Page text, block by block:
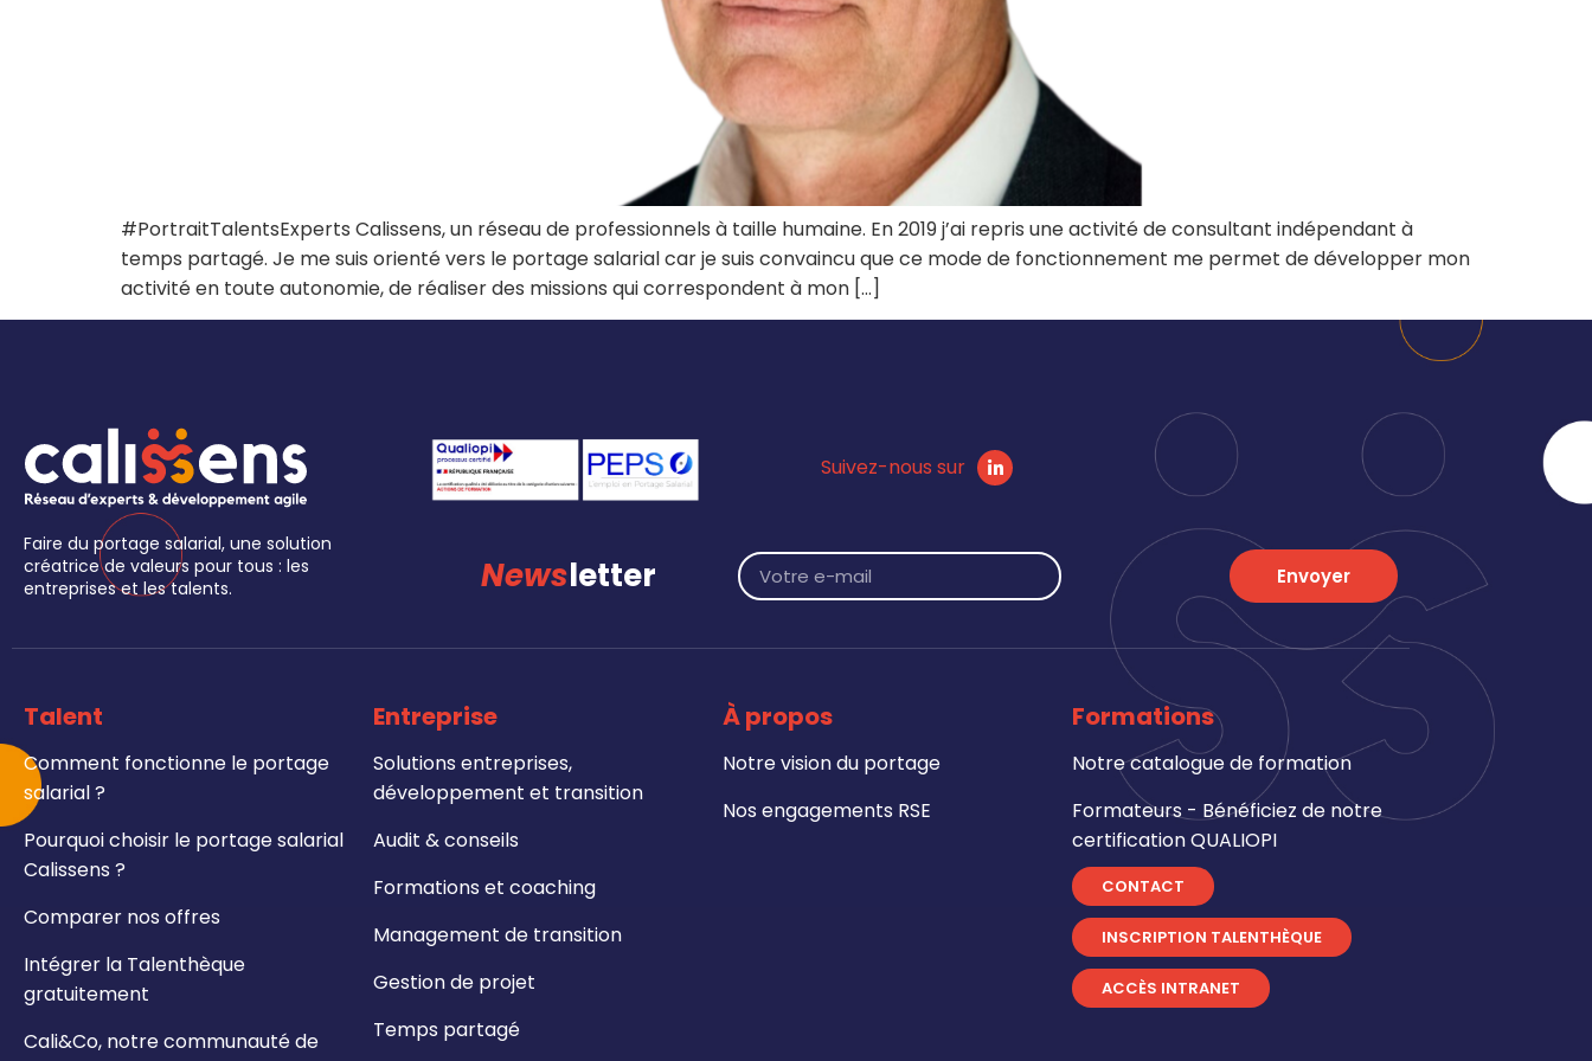
réseau
dynamique
équipes
Renforcer mes
#PortraitTalentsExperts Calissens, un réseau de professionnels à taille humaine. En 2019 j’ai repris une activité de consultant indépendant à
temps partagé. Je me suis orienté vers le portage salarial car je suis convaincu que ce mode de fonctionnement me permet de développer mon
activité en toute autonomie, de réaliser des missions qui correspondent à mon […]
Suivez-nous sur
Faire du portage salarial, une solution
créatrice de valeurs pour tous : les
entreprises et les talents.
Newsletter Envoyer
Talent
Comment fonctionne le portage
salarial ?
Pourquoi choisir le portage salarial
Calissens ?
Comparer nos offres
Intégrer la Talenthèque
gratuitement
Cali&Co, notre communauté de
Entreprise
Solutions entreprises,
développement et transition
Audit & conseils
Formations et coaching
Management de transition
Gestion de projet
Temps partagé
À propos
Notre vision du portage
Nos engagements RSE
Formations
Notre catalogue de formation
Formateurs - Bénéficiez de notre
certification QUALIOPI
CONTACT
INSCRIPTION TALENTHÈQUE
ACCÈS INTRANET